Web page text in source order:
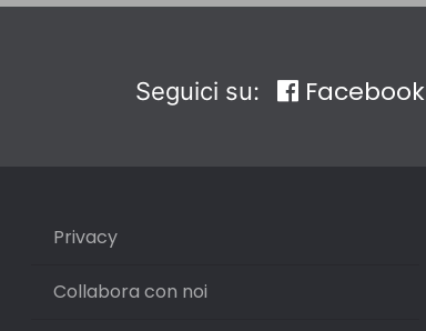
Seguici su: Facebook
Privacy
Collabora con noi